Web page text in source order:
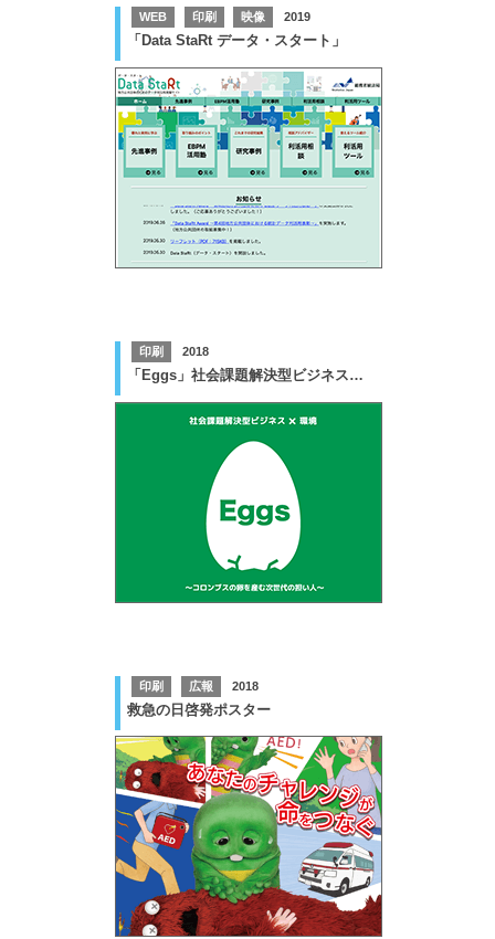
WEB 印刷 映像 2019
「Data StaRt データ・スタート」
印刷 2018
「Eggs」社会課題解決型ビジネス×環境 冊子
印刷 広報 2018
救急の日啓発ポスター